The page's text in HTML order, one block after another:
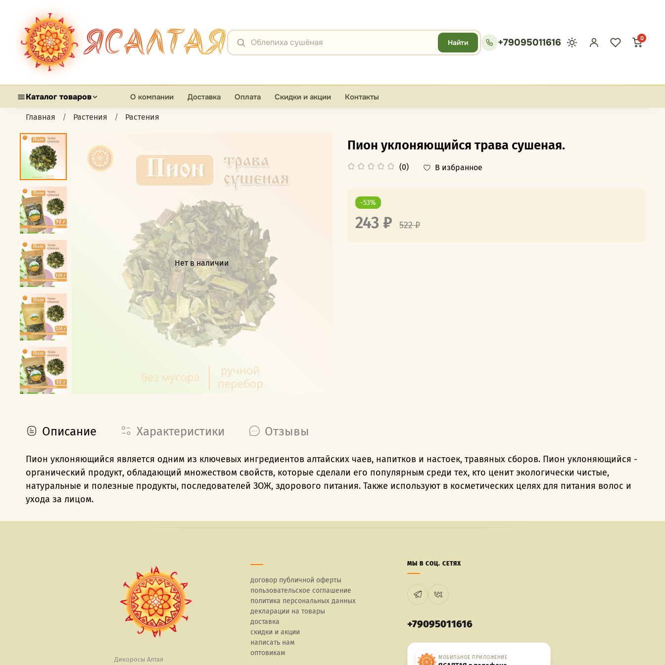
ЯСАЛТАЯ Облепиха сушёная Найти +79095011616 0
Каталог товаров О компании Доставка Оплата Скидки и акции Контакты
Главная Растения Растения
Нет в наличии
Пион уклоняющийся трава сушеная.
(0) В избранное
-53%
243 ₽ 522 ₽
Описание Характеристики Отзывы
Пион уклоняющийся является одним из ключевых ингредиентов алтайских чаев, напитков и настоек, травяных сборов. Пион уклоняющийся -
органический продукт, обладающий множеством свойств, которые сделали его популярным среди тех, кто ценит экологически чистые,
натуральные и полезные продукты, последователей ЗОЖ, здорового питания. Также используют в косметических целях для питания волос и
ухода за лицом.
Дикоросы Алтая
договор публичной оферты
пользовательское соглашение
политика персональных данных
декларации на товары
доставка
скидки и акции
написать нам
оптовикам
МЫ В СОЦ. СЕТЯХ
+79095011616
МОБИЛЬНОЕ ПРИЛОЖЕНИЕ